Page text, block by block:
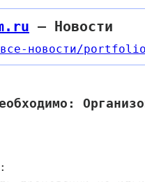
— Новости
новости/portfolio